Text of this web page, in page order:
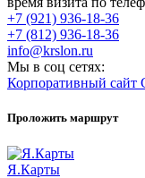
+7 (921) 936-18-36
+7 (812) 936-18-36
info@krslon.ru
Мы в соц сетях:
Корпоративный сайт
Проложить маршрут
Я.Карты